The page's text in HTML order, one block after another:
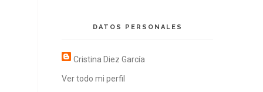
DATOS PERSONALES
Cristina Diez García
Ver todo mi perfil